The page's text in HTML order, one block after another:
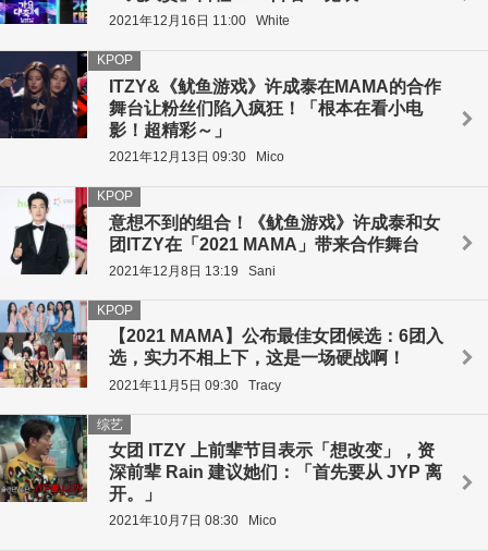
2021年12月16日 11:00 White
ITZY&《鱿鱼游戏》许成泰在MAMA的合作
舞台让粉丝们陷入疯狂！「根本在看小电
影！超精彩～」
KPOP
2021年12月13日 09:30 Mico
意想不到的组合！《鱿鱼游戏》许成泰和女
团ITZY在「2021 MAMA」带来合作舞台
KPOP
2021年12月8日 13:19 Sani
【2021 MAMA】公布最佳女团候选：6团入
选，实力不相上下，这是一场硬战啊！
KPOP
2021年11月5日 09:30 Tracy
女团 ITZY 上前辈节目表示「想改变」，资
深前辈 Rain 建议她们：「首先要从 JYP 离
开。」
综艺
2021年10月7日 08:30 Mico